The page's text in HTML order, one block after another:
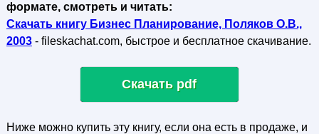
формате, смотреть и читать:
Скачать книгу Бизнес Планирование, Поляков О.В.,
2003- fileskachat.com, быстрое и бесплатное скачивание.
Скачать pdf
Ниже можно купить эту книгу, если она есть в продаже, и